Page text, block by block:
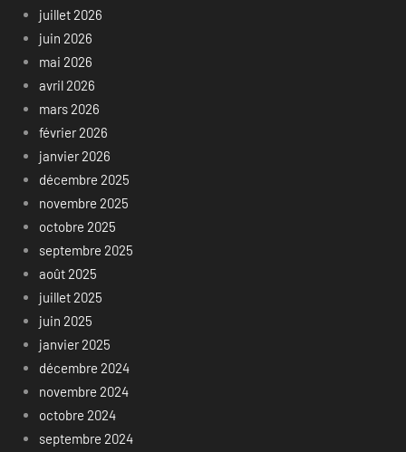
juillet 2026
juin 2026
mai 2026
avril 2026
mars 2026
février 2026
janvier 2026
décembre 2025
novembre 2025
octobre 2025
septembre 2025
août 2025
juillet 2025
juin 2025
janvier 2025
décembre 2024
novembre 2024
octobre 2024
septembre 2024